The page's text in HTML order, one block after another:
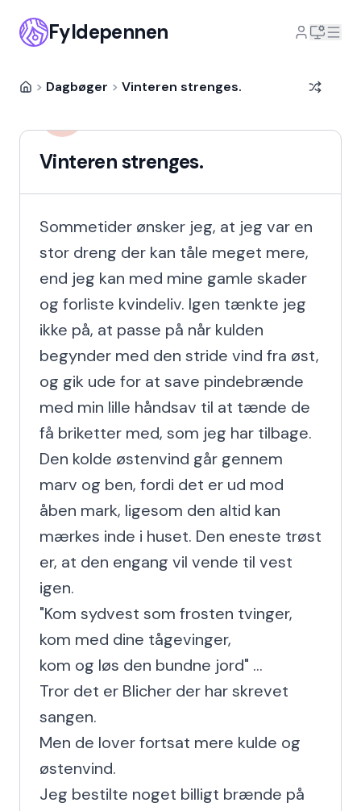
Fyldepennen
> Dagbøger > Vinteren strenges.
Vinteren strenges.
Sommetider ønsker jeg, at jeg var en
stor dreng der kan tåle meget mere,
end jeg kan med mine gamle skader
og forliste kvindeliv. Igen tænkte jeg
ikke på, at passe på når kulden
begynder med den stride vind fra øst,
og gik ude for at save pindebrænde
med min lille håndsav til at tænde de
få briketter med, som jeg har tilbage.
Den kolde østenvind går gennem
marv og ben, fordi det er ud mod
åben mark, ligesom den altid kan
mærkes inde i huset. Den eneste trøst
er, at den engang vil vende til vest
igen.
"Kom sydvest som frosten tvinger,
kom med dine tågevinger,
kom og løs den bundne jord" ...
Tror det er Blicher der har skrevet
sangen.
Men de lover fortsat mere kulde og
østenvind.
Jeg bestilte noget billigt brænde på